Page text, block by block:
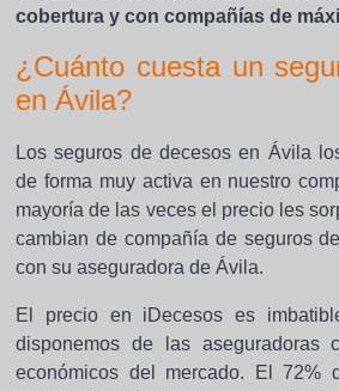
cobertura y con compañías de
¿Cuánto cuesta un
en Ávila?
Los seguros de decesos en Ávila
de forma muy activa en nuestro
mayoría de las veces el precio les
cambian de compañía de seguros
con su aseguradora de Ávila.
El precio en iDecesos es
disponemos de las aseguradoras
económicos del mercado. El 72%